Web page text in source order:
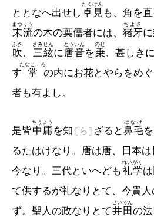
ととなへ出せし卓見
たくけん
も、角を
末流
まつりう
の木の葉儒者には、猪牙
ちよき
吹
ふき
、 三絃
さみせん
に 唐音
とういん
を乗
のせ
、甚しき
す 掌
たなこゝろ
の内にお花とやらをめ
者も有よし。
是皆中庸
ちうよう
を知［ら］ざると鼻毛
はなげ
るたはけなり。唐は唐、日本
今なり。三代といへども礼学
れいがく
て供するが礼なりとて、今貴人
ず。聖人の政なりとて井田
せいでん
の